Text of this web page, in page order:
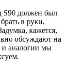
S90 должен был
в руки,
кажется,
обсуждают на
и аналогии мы